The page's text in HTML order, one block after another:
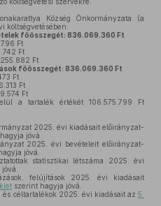
Község Önkormányzata (a
költségvetésében:
főösszegét: 836.069.360 Ft
Ft
Ft
Ft
főösszegét: 836.069.360 Ft
Ft
Ft
Ft
a tartalék értékét 106.575.799 Ft
2025. évi kiadásait előirányzat-
jóvá.
2025. évi bevételeit előirányzat-
jóvá.
statisztikai létszáma 2025. évi
felújítások 2025. évi kiadásait
szerint hagyja jóvá.
céltartalékok 2025. évi kiadásait az 5.